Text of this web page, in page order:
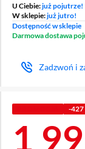
U Ciebie:już pojutrze!
W sklepie:już jutro!
Dostępność w sklepie
Darmowa dostawa
Zadzwoń i
-427
1